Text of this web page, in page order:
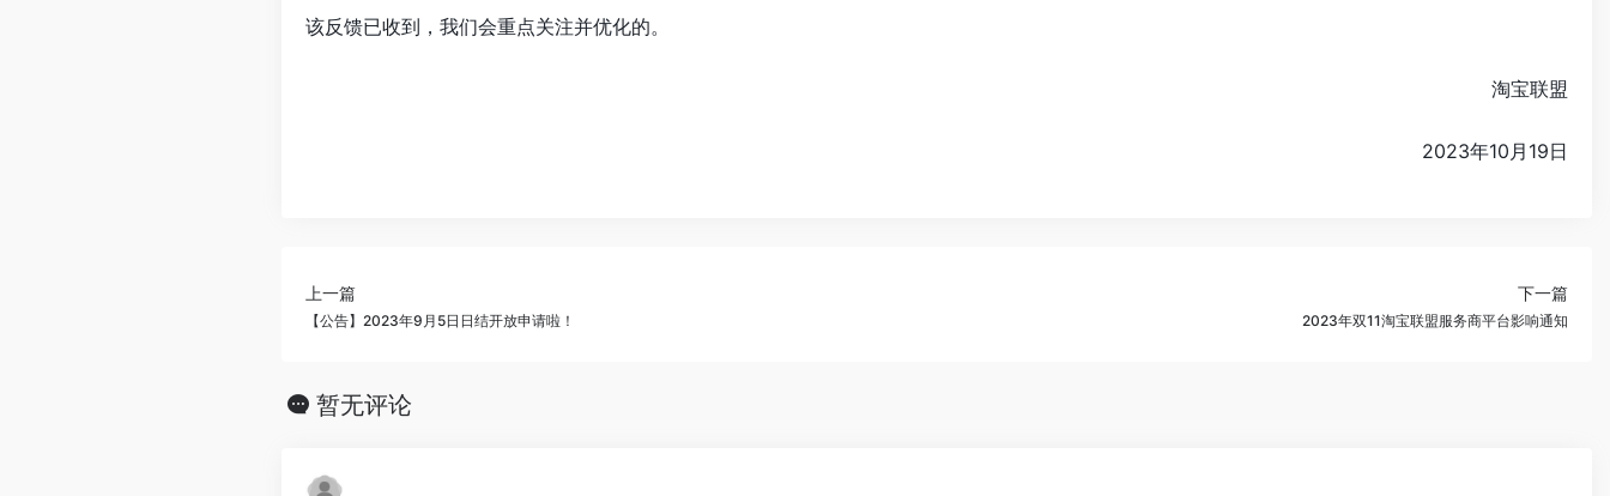
该反馈已收到，我们会重点关注并优化的。
淘宝联盟
2023年10月19日
上一篇
【公告】2023年9月5日日结开放申请啦！
下一篇
2023年双11淘宝联盟服务商平台影响通知
暂无评论